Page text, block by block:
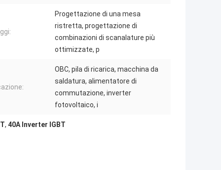
Progettazione di una mesa
ristretta, progettazione di
combinazioni di scanalature più
ottimizzate, p
OBC, pila di ricarica, macchina da
saldatura, alimentatore di
commutazione, inverter
fotovoltaico, i
, 40A Inverter IGBT